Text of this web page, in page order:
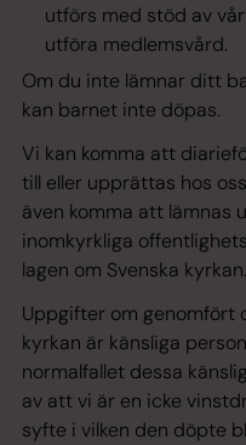
utförs med stöd av
utföra medlemsvård.
Om du inte lämnar ditt
kan barnet inte döpas.
Vi kan komma att
till eller upprättas hos
även komma att lämnas
inomkyrkliga
lagen om Svenska kyrkan.
Uppgifter om genomfört
kyrkan är känsliga
normalfallet dessa
av att vi är en icke
syfte i vilken den döpte